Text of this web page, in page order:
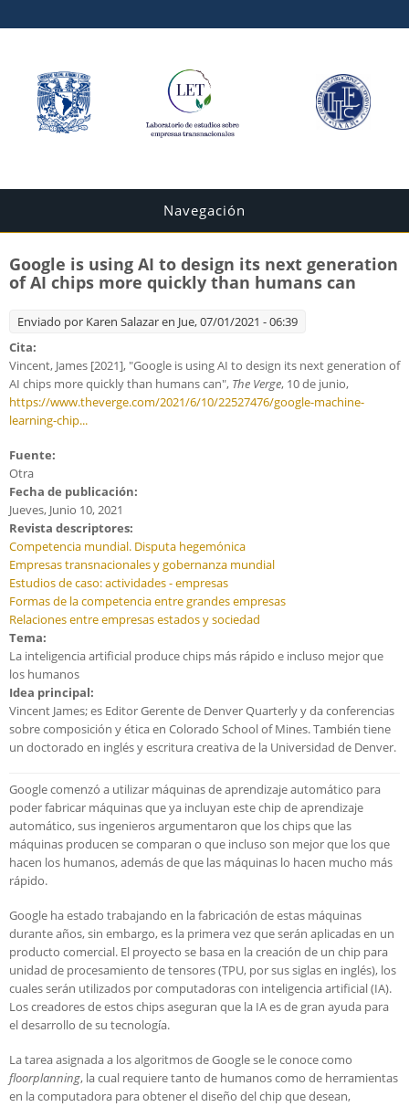
Navegación
Google is using AI to design its next generation
of AI chips more quickly than humans can
Enviado por Karen Salazaren Jue, 07/01/2021 - 06:39
Cita:
Vincent, James [2021], "Google is using AI to design its next generation of
AI chips more quickly than humans can", The Verge, 10 de junio,
https://www.theverge.com/2021/6/10/22527476/google-machine-
learning-chip...
Fuente:
Otra
Fecha de publicación:
Jueves, Junio 10, 2021
Revista descriptores:
Competencia mundial. Disputa hegemónica
Empresas transnacionales y gobernanza mundial
Estudios de caso: actividades - empresas
Formas de la competencia entre grandes empresas
Relaciones entre empresas estados y sociedad
Tema:
La inteligencia artificial produce chips más rápido e incluso mejor que
los humanos
Idea principal:
Vincent James; es Editor Gerente de Denver Quarterly y da conferencias
sobre composición y ética en Colorado School of Mines. También tiene
un doctorado en inglés y escritura creativa de la Universidad de Denver.
Google comenzó a utilizar máquinas de aprendizaje automático para
poder fabricar máquinas que ya incluyan este chip de aprendizaje
automático, sus ingenieros argumentaron que los chips que las
máquinas producen se comparan o que incluso son mejor que los que
hacen los humanos, además de que las máquinas lo hacen mucho más
rápido.
Google ha estado trabajando en la fabricación de estas máquinas
durante años, sin embargo, es la primera vez que serán aplicadas en un
producto comercial. El proyecto se basa en la creación de un chip para
unidad de procesamiento de tensores (TPU, por sus siglas en inglés), los
cuales serán utilizados por computadoras con inteligencia artificial (IA).
Los creadores de estos chips aseguran que la IA es de gran ayuda para
el desarrollo de su tecnología.
La tarea asignada a los algoritmos de Google se le conoce como
floorplanning, la cual requiere tanto de humanos como de herramientas
en la computadora para obtener el diseño del chip que desean,